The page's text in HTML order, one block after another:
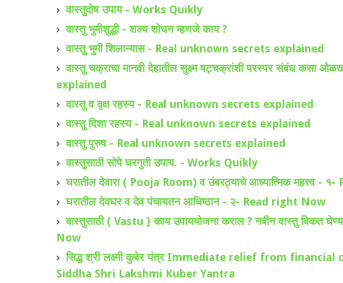
वास्तुदोष उपाय - Works Quikly
वास्तु भुमीशुद्धी - शल्य शोधन म्हणजे काय ?
वास्तु भुमी शिलान्यास - Real unknown secrets explained
वास्तु चक्राचा मानवी देहातील सुक्ष्म षट्चक्रांशी परस्पर संबंध
explained
वास्तु व वृक्ष रहस्य - Real unknown secrets explained
वास्तु दिशा रहस्य - Real unknown secrets explained
वास्तु पुरुष - Real unknown secrets explained
वास्तुसाठी सोपे घरगुती उपाय. - Works Quikly
घरातील देवारा ( Pooja Room) व उंबरठ्याचे आध्यात्मिक महत्त्व -
घरातील देवघर व देव पंचायतन आधिष्ठान - २- Read right Now
वास्तुसाठी ( Vastu } काय उपाययोजना कराल ? नवीन वास्तु विकत
Now
सिद्ध श्री लक्ष्मी कुबेर यंत्र Immediate relief from
Siddha Shri Lakshmi Kuber Yantra